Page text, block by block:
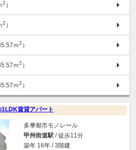
2 ）
2 ）
ｍ2 ）
ｍ2 ）
ｍ2 ）
賃貸アパート
多摩都市モノレール
甲州街道駅 / 徒歩11分
築年 16年 / 3階建